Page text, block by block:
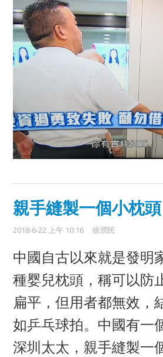
親手縫製一個小枕頭
2018-6-22 上午 10:16 徐潤民
中國自古以來就是發明
種婴兒枕頭 ，稱可以防
扁平，但用者都無效 ，
如乒乓球拍。中國有一
深圳太太，親手縫製一